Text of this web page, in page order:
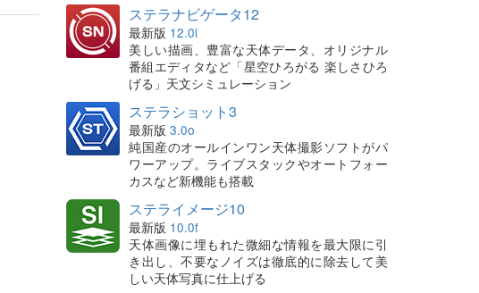
ステラナビゲータ12
最新版 12.0i
美しい描画、豊富な天体データ、オリジナル
番組エディタなど「星空ひろがる 楽しさひろ
げる」天文シミュレーション
ステラショット3
最新版 3.0o
純国産のオールインワン天体撮影ソフトがパ
ワーアップ。ライブスタックやオートフォー
カスなど新機能も搭載
ステライメージ10
最新版 10.0f
天体画像に埋もれた微細な情報を最大限に引
き出し、不要なノイズは徹底的に除去して美
しい天体写真に仕上げる